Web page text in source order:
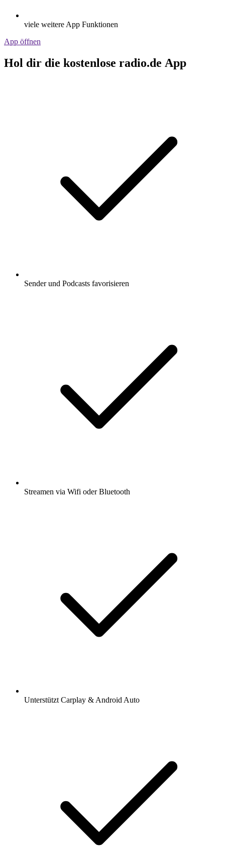
viele weitere App Funktionen
App öffnen
Hol dir die kostenlose radio.de App
Sender und Podcasts favorisieren
Streamen via Wifi oder Bluetooth
Unterstützt Carplay & Android Auto